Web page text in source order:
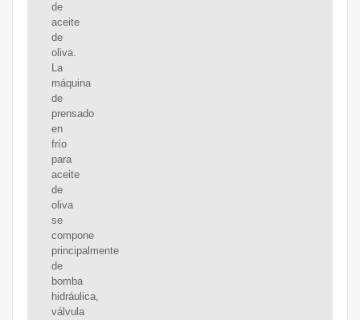
de
aceite
de
oliva.
La
máquina
de
prensado
en
frío
para
aceite
de
oliva
se
compone
principalmente
de
bomba
hidráulica,
válvula